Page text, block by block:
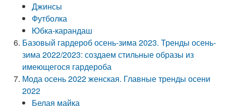
Джинсы
Футболка
Юбка-карандаш
Базовый гардероб осень-зима 2023. Тренды осень-
зима 2022/2023: создаем стильные образы из
имеющегося гардероба
Мода осень 2022 женская. Главные тренды осени
2022
Белая майка